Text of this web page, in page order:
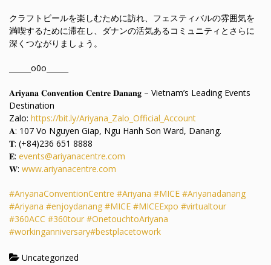
クラフトビールを楽しむために訪れ、フェスティバルの雰囲気を
満喫するために滞在し、ダナンの活気あるコミュニティとさらに
深くつながりましょう。
______o0o______
𝐀𝐫𝐢𝐲𝐚𝐧𝐚 𝐂𝐨𝐧𝐯𝐞𝐧𝐭𝐢𝐨𝐧 𝐂𝐞𝐧𝐭𝐫𝐞 𝐃𝐚𝐧𝐚𝐧𝐠 – Vietnam’s Leading Events
Destination
Zalo: https://bit.ly/Ariyana_Zalo_Official_Account
𝐀: 107 Vo Nguyen Giap, Ngu Hanh Son Ward, Danang.
𝐓: (+84)236 651 8888
𝐄: events@ariyanacentre.com
𝐖: www.ariyanacentre.com
#AriyanaConventionCentre #Ariyana #MICE #Ariyanadanang
#Ariyana #enjoydanang #MICE #MICEExpo #virtualtour
#360ACC #360tour #OnetouchtoAriyana
#workinganniversary#bestplacetowork
Uncategorized